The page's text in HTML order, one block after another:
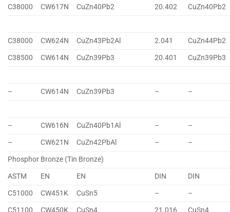
C38000 CW617N CuZn40Pb2 20.402 CuZn40Pb2
C38000 CW624N CuZn43Pb2Al 2.041
CuZn44Pb2
C38500
CW614N CuZn39Pb3 20.401 CuZn39Pb3
– CW614N CuZn39Pb3 – –
– CW616N CuZn40Pb1Al –
–
–
CW621N CuZn42PbAl –
–
Phosphor Bronze (Tin Bronze)
ASTM
EN EN DIN
DIN
C51000
CW451K CuSn5 –
–
C51100
CW450K CuSn4 21.016
CuSn4